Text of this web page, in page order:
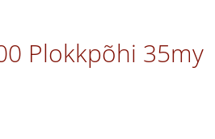
Plokkpõhi 35my